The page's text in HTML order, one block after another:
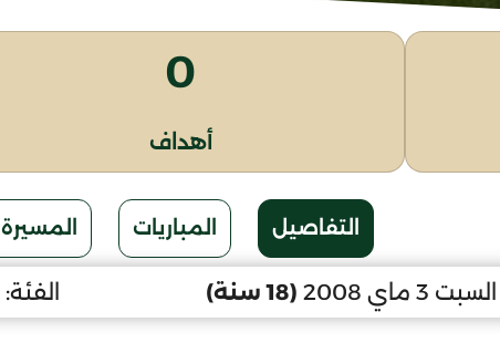
0
أهداف
التفاصيل المباريات المسيرة
السبت 3 ماي 2008 (18 سنة) الفئة: